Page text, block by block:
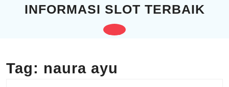
INFORMASI SLOT TERBAIK
Open
Tag: naura ayu